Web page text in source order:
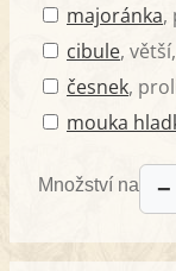
majoránka,
cibule,
česnek,
mouka
Množství na −